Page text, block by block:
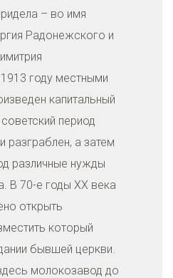
– во имя
Радонежского и
году местными
капитальный
период
разграблен, а затем
различные нужды
В 70-е годы ХХ века
открыть
который
бывшей церкви.
молокозавод до